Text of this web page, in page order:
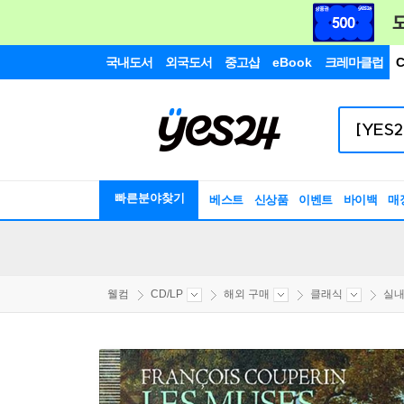
국내도서 외국도서 중고샵 eBook 크레마클럽
빠른분야찾기 베스트 신상품 이벤트 바이백 매
웰컴 CD/LP 해외 구매 클래식 실